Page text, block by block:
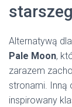
Alternatywą
Pale Moon,
zarazem
stronami. Inną
inspirowany